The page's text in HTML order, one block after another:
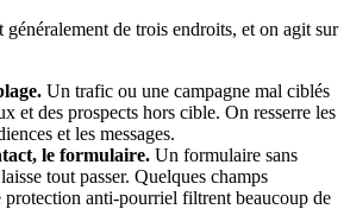
de trois endroits, et on agit sur
Un trafic ou une campagne mal ciblés
et des prospects hors cible. On resserre les
et les messages.
le formulaire. Un formulaire sans
tout passer. Quelques champs
protection anti-pourriel filtrent beaucoup de